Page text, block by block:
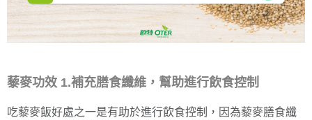
藜麥功效 1.補充膳食纖維，幫助進行飲食控制
吃藜麥飯好處之一是有助於進行飲食控制，因為藜麥膳食纖